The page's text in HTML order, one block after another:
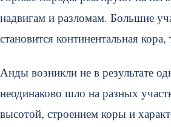
надвигам и разломам. Большие
становится континентальная
Анды возникли не в результате
неодинаково шло на разных
высотой, строением коры и